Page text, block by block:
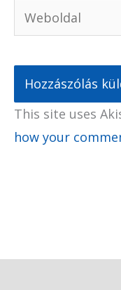
Weboldal
This site uses
how your